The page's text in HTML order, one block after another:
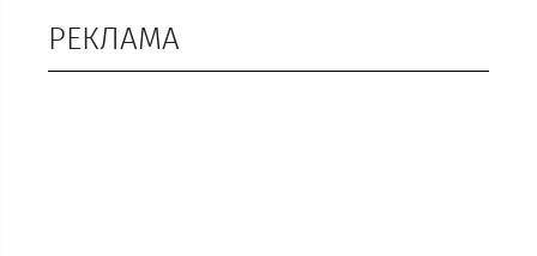
РЕКЛАМА